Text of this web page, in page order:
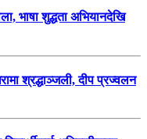
भाषा शुद्धता अभियानदेखि
श्रद्धाञ्जली, दीप प्रज्वलन